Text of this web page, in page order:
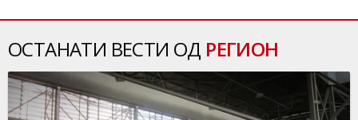
ОСТАНАТИ ВЕСТИ ОД РЕГИОН